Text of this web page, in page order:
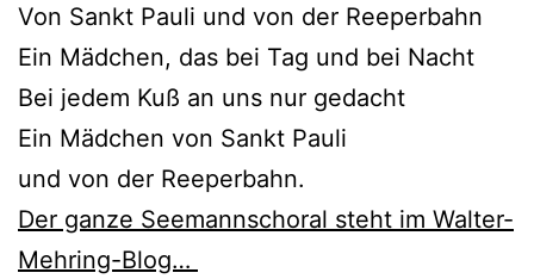
Von Sankt Pauli und von der Reeperbahn
Ein Mädchen, das bei Tag und bei Nacht
Bei jedem Kuß an uns nur gedacht
Ein Mädchen von Sankt Pauli
und von der Reeperbahn.
Der ganze Seemannschoral steht im Walter-
Mehring-Blog…